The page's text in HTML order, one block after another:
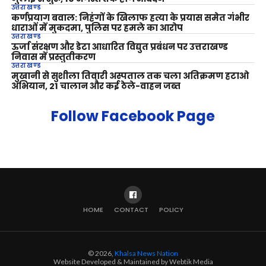
उत्तराखण्ड
कर्णप्रयाग बवाल: निहंगों के खिलाफ हत्या के प्रयास समेत गंभीर
धाराओं में मुकदमा, पुलिस पर हमले का आरोप
उत्तराखण्ड
ऊर्जा संरक्षण और डेटा आधारित विद्युत प्रबंधन पर उत्तराखण्ड
निवास में प्रस्तुतीकरण
उत्तराखण्ड
मुखानी से सुशीला तिवारी अस्पताल तक चला अतिक्रमण हटाओ
अभियान, 21 चालान और कई ठेले-वाहन जब्त
Follow Facebook Page
HOME CONTACT POLICY
© 2026, Khalsa News Nation
Website Developed & Maintained by Webtik Media